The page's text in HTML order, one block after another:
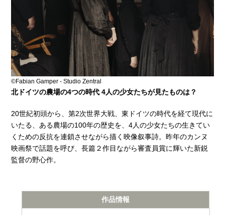
©Fabian Gamper - Studio Zentral
北ドイツの農場の4つの時代 4人の少女たちが見たものは？
20世紀初頭から、第2次世界大戦、東ドイツの時代を経て現代に
いたる、ある農場の100年の歴史を、4人の少女たちの生きてい
くための反抗を連鎖させながら描く映像叙事詩。昨年のカンヌ
映画祭で話題を呼び、長篇２作目ながら審査員賞に輝いた新鋭
監督の野心作。
作品情報